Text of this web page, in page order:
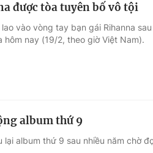
được tòa tuyên bố vô tội
vào vòng tay bạn gái Rihanna
hôm nay (19/2, theo giờ Việt Nam).
album thứ 9
lại album thứ 9 sau nhiều năm chờ